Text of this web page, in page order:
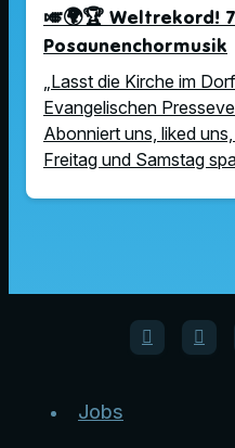
🎺🌍🏆 Weltrekord!
Posaunenchormusik
„Lasst die Kirche im
Evangelischen
Abonniert uns, liked
Freitag und Samstag
Jobs